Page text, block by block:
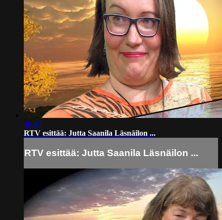
48:47
RTV esittää: Jutta Saanila Läsnäilon ...
RTV esittää: Jutta Saanila Läsnäilon ...